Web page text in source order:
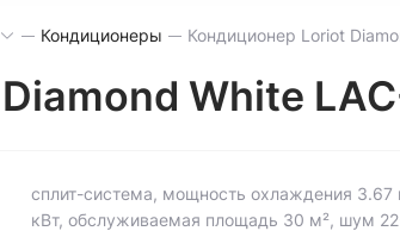
Кондиционеры
White
сплит-система, мощность охлаждения 3.67
кВт, обслуживаемая площадь 30 м², шум